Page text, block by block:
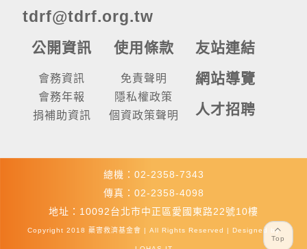
tdrf@tdrf.org.tw
公開資訊
會務資訊
會務年報
捐補助資訊
使用條款
免責聲明
隱私權政策
個資政策聲明
友站連結
網站導覽
人才招聘
總機：02-2358-7343
傳真：02-2358-4098
地址：10092台北市中正區愛國東路22號10樓
Copyright 2018 藥害救濟基金會 | All Rights Reserved | Designed by
Top